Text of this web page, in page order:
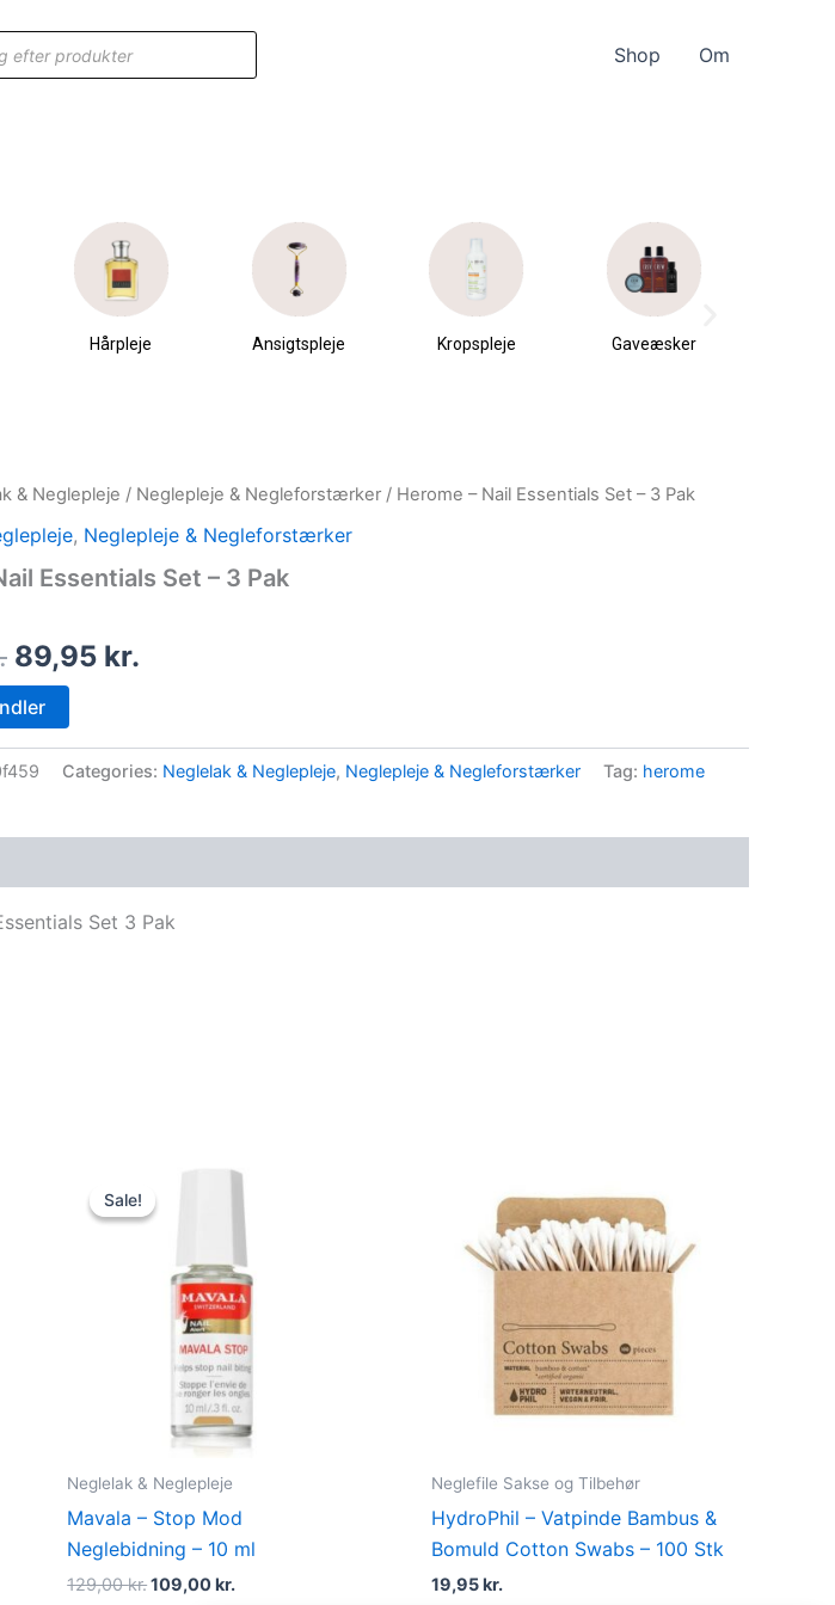
Shop Om
Hårpleje Ansigtspleje Kropspleje Gaveæsker
& Neglepleje / Neglepleje & Negleforstærker / Herome – Nail Essentials Set – 3 Pak
, Neglepleje & Negleforstærker
Essentials Set – 3 Pak
Original
price
was:
149,00 kr..
89,95 kr.
Current
price
is:
Categories: Neglelak & Neglepleje, Neglepleje & Negleforstærker Tag: herome
Set 3 Pak
Sale!
Sale!
Neglelak & Neglepleje
Mavala – Stop Mod
Neglebidning – 10 ml
129,00kr.
was:
109,00kr.
Current
is:
Neglefile Sakse og Tilbehør
HydroPhil – Vatpinde Bambus &
Bomuld Cotton Swabs – 100 Stk
19,95kr.